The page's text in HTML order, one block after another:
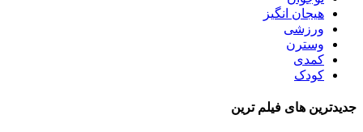
هیجان انگیز
ورزشی
وسترن
کمدی
کودک
جدیدترین های فیلم ترین